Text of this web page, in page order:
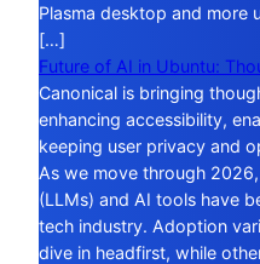
Plasma desktop and
[…]
Future of AI in Ubuntu:
Canonical is bringing
enhancing accessibility,
keeping user privacy and
As we move through
(LLMs) and AI tools have
tech industry. Adoption
dive in headfirst, while